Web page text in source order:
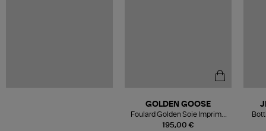
195,00 €
GOLDEN GOOSE
Foulard Golden Soie Imprimé
Bandana Rouge